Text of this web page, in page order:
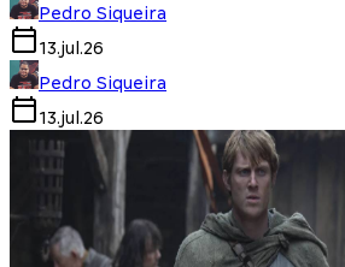
Pedro Siqueira
13.jul.26
Pedro Siqueira
13.jul.26